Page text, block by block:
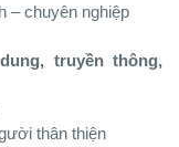
– chuyên nghiệp
truyền thông,
thân thiện